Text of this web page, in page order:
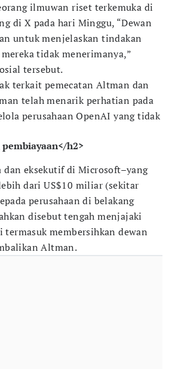
ilmuwan riset terkemuka di
di X pada hari Minggu, “Dewan
untuk menjelaskan tindakan
tidak menerimanya,”
tersebut.
terkait pemecatan Altman dan
telah menarik perhatian pada
perusahaan OpenAI yang tidak
h2>
dan eksekutif di Microsoft–yang
dari US$10 miliar (sekitar
perusahaan di belakang
disebut tengah menjajaki
membersihkan dewan
Altman.